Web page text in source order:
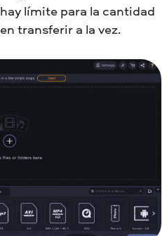
límite para la cantidad
transferir a la vez.